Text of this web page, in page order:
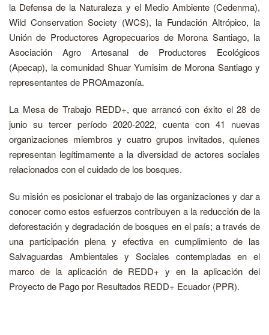
la Defensa de la Naturaleza y el Medio Ambiente (Cedenma),
Wild Conservation Society (WCS), la Fundación Altrópico, la
Unión de Productores Agropecuarios de Morona Santiago, la
Asociación Agro Artesanal de Productores Ecológicos
(Apecap), la comunidad Shuar Yumisim de Morona Santiago y
representantes de PROAmazonía.
La Mesa de Trabajo REDD+, que arrancó con éxito el 28 de
junio su tercer período 2020-2022, cuenta con 41 nuevas
organizaciones miembros y cuatro grupos invitados, quienes
representan legítimamente a la diversidad de actores sociales
relacionados con el cuidado de los bosques.
Su misión es posicionar el trabajo de las organizaciones y dar a
conocer como estos esfuerzos contribuyen a la reducción de la
deforestación y degradación de bosques en el país; a través de
una participación plena y efectiva en cumplimiento de las
Salvaguardas Ambientales y Sociales contempladas en el
marco de la aplicación de REDD+ y en la aplicación del
Proyecto de Pago por Resultados REDD+ Ecuador (PPR).